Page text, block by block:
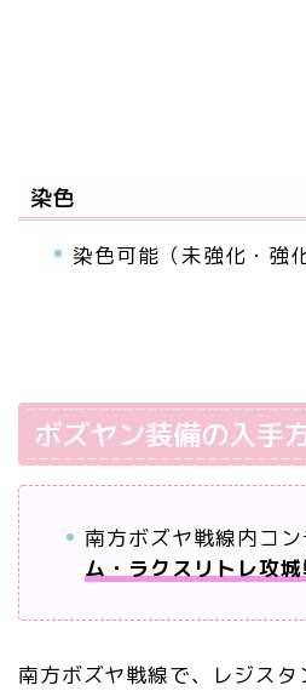
染色
染色可能（未強化・強
ボズヤン装備の入手
南方ボズヤ戦線内コ
ム・ラクスリトレ攻
南方ボズヤ戦線で、レジス